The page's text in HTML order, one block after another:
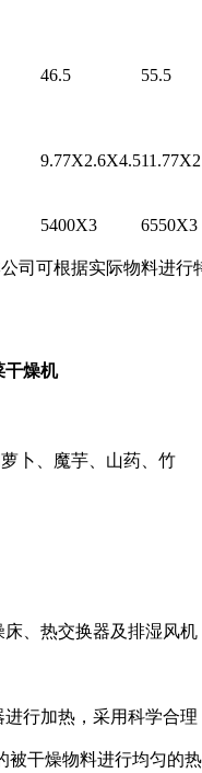
46.5 55.5
9.77X2.6X4.5
5400X3 6550X3
司可根据实际物料进行
干燥机
卜、魔芋、山药、竹
、热交换器及排湿风机
行加热，采用科学合理
被干燥物料进行均匀的热